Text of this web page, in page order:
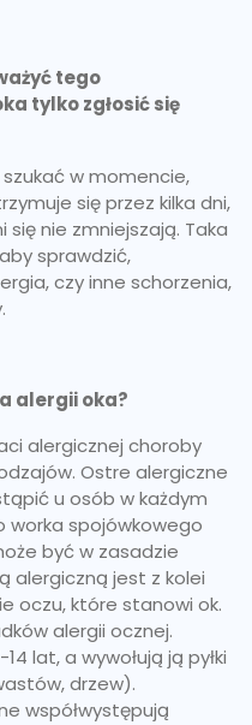
tego
tylko zgłosić się
w momencie,
się przez kilka dni,
nie zmniejszają. Taka
sprawdzić,
czy inne schorzenia,
alergii oka?
alergicznej choroby
Ostre alergiczne
u osób w każdym
worka spojówkowego
być w zasadzie
alergiczną jest z kolei
oczu, które stanowi ok.
alergii ocznej.
lat, a wywołują ją pyłki
drzew).
współwystępują